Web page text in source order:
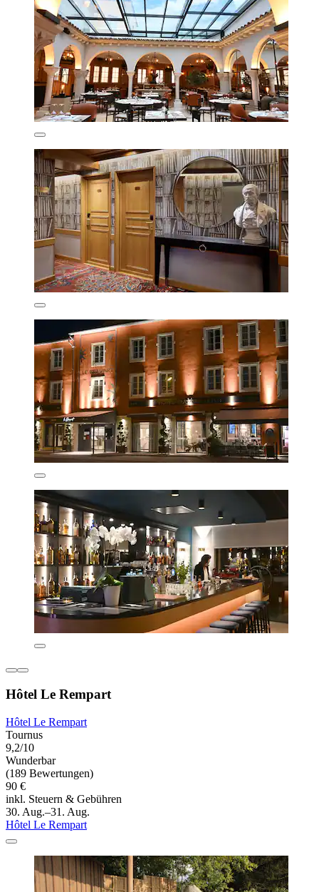
Hôtel Le Rempart
Hôtel Le Rempart
Tournus
9,2/10
Wunderbar
(189 Bewertungen)
90 €
inkl. Steuern & Gebühren
30. Aug.–31. Aug.
Hôtel Le Rempart